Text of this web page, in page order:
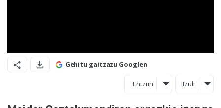
Gehitu gaitzazu Googlen
Entzun Itzuli